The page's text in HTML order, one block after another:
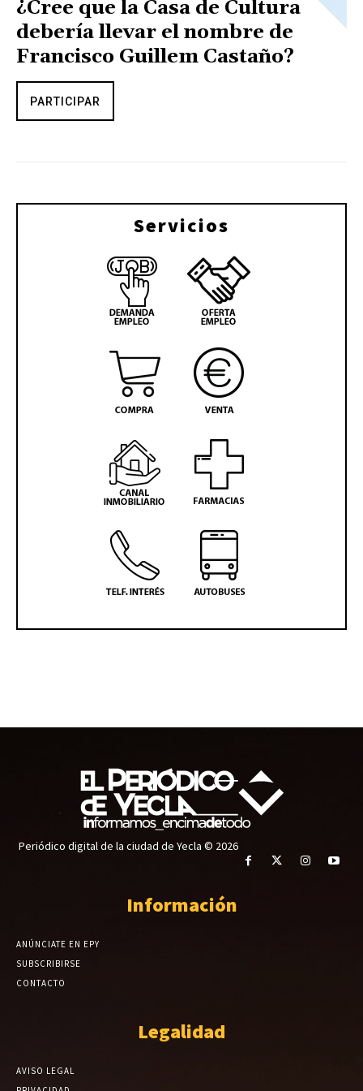
¿Cree que la Casa de Cultura
debería llevar el nombre de
Francisco Guillem Castaño?
PARTICIPAR
Servicios
Periódico digital de la ciudad de Yecla © 2026
Información
ANÚNCIATE EN EPY
SUBSCRIBIRSE
CONTACTO
Legalidad
AVISO LEGAL